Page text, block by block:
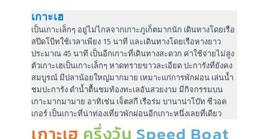
เกาะเฮ
เป็นเกาะเล็กๆ อยู่ไม่ไกลจากเกาะภูเก็ตมากนัก เดินทางโดยเรือ
สปีดโบีทใช้เวลาเพียง 15 นาที และเดินทางโดยเรือหางยาว
ประมาณ 45 นาที เป็นอีกเกาะที่เดินทางสะดวก ค่าใช้จ่ายไม่สูง
ตัวเกาะเฮเป็นเกาะเล็กๆ หาดทรายขาวละเอียด ปะการังที่ยังคง
สมบูรณ์ มีปลาน้อยใหญ่มากมาย เหมาะแก่การพักผ่อน เล่นน้ำ
ชมปะการัง ดำน้ำตื้นชมท้องทะเลอันสวยงาม มีกิจกรรมบน
เกาะมากมามาย อาทิเช่น เจ็ตสกี เรือร่ม บานาน่าโบ๊ท ซีวอค
เกอร์ เป็นเกาะที่น่าท่องเที่ยวพักผ่อนอีกเกาะหนึ่งเลยที่เดียว
เกาะเฮ ครึ่งวัน Speed Boat